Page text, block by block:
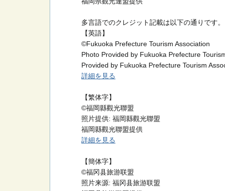
多言語でのクレジット記載は以下の通りです。
【英語】
©Fukuoka Prefecture Tourism Association
Photo Provided by Fukuoka Prefecture
Provided by Fukuoka Prefecture Tourism
詳細を見る
【繁体字】
©福岡縣觀光聯盟
照片提供: 福岡縣觀光聯盟
福岡縣觀光聯盟提供
詳細を見る
【簡体字】
©福冈县旅游联盟
照片来源: 福冈县旅游联盟